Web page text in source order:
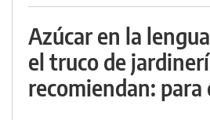
Azúcar en la
el truco de
recomiendan: para